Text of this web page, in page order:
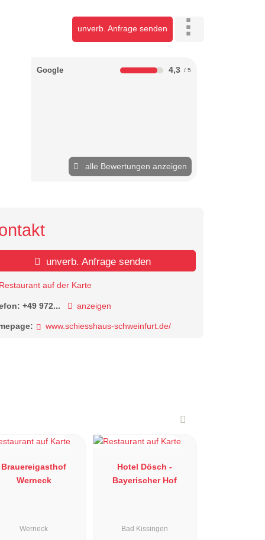
unverb. Anfrage senden
Google 4,3
alle Bewertungen anzeigen
unverb. Anfrage senden
Restaurant auf der Karte
+49 972... anzeigen
www.schiesshaus-schweinfurt.de/
Brauereigasthof
Werneck
Werneck
Hotel Dösch -
Bayerischer Hof
Bad Kissingen